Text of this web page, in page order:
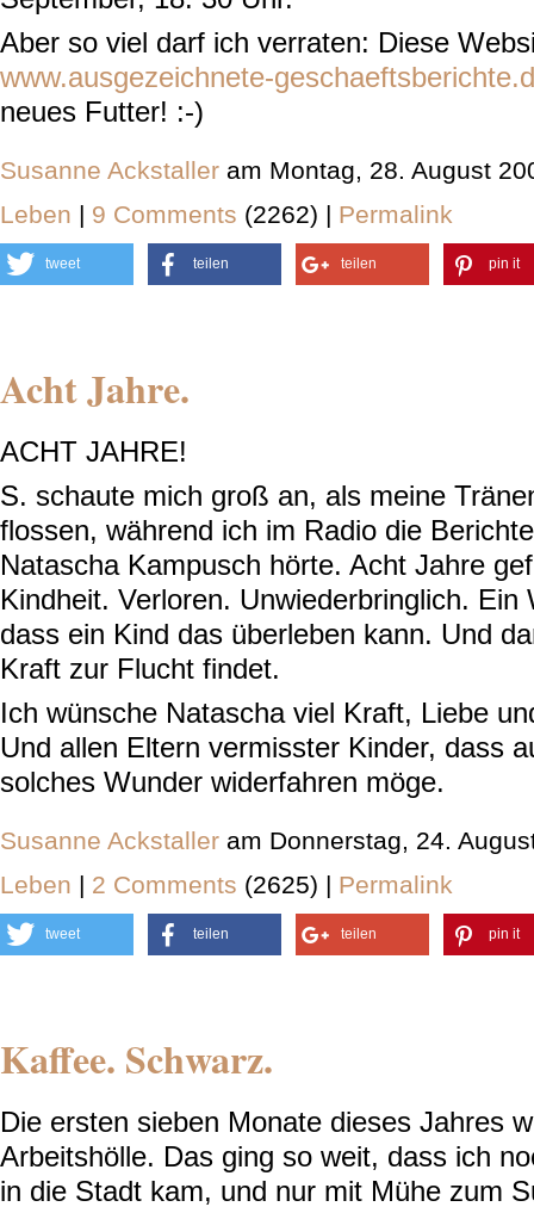
Aber so viel darf ich verraten: Diese
www.ausgezeichnete-
neues Futter! :-)
Susanne Ackstaller am Montag, 28. August
Leben | 9 Comments (2262) | Permalink
tweet teilen teilen pin it
Acht Jahre.
ACHT JAHRE!
S. schaute mich groß an, als meine
flossen, während ich im Radio die
Natascha Kampusch hörte. Acht Jahre
Kindheit. Verloren. Unwiederbringlich. Ein
dass ein Kind das überleben kann. Und
Kraft zur Flucht findet.
Ich wünsche Natascha viel Kraft, Liebe
Und allen Eltern vermisster Kinder, dass
solches Wunder widerfahren möge.
Susanne Ackstaller am Donnerstag, 24.
Leben | 2 Comments (2625) | Permalink
tweet teilen teilen pin it
Kaffee. Schwarz.
Die ersten sieben Monate dieses Jahres
Arbeitshölle. Das ging so weit, dass ich
in die Stadt kam, und nur mit Mühe zum